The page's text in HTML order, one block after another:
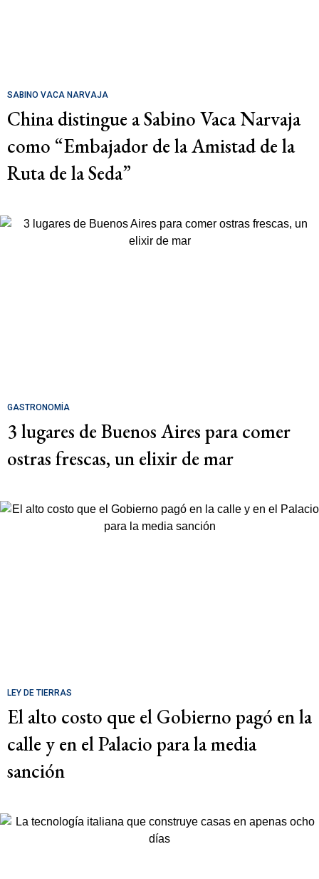
SABINO VACA NARVAJA
China distingue a Sabino Vaca Narvaja
como “Embajador de la Amistad de la
Ruta de la Seda”
GASTRONOMÍA
3 lugares de Buenos Aires para comer
ostras frescas, un elixir de mar
LEY DE TIERRAS
El alto costo que el Gobierno pagó en la
calle y en el Palacio para la media
sanción